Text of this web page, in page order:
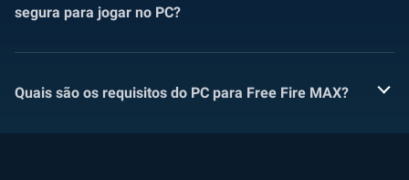
segura para jogar no PC?
Quais são os requisitos do PC para Free Fire MAX?